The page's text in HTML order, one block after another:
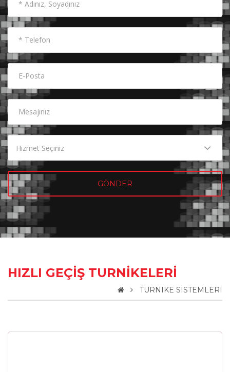
HIZLI GEÇİŞ TURNİKELERİ
TURNIKE SISTEMLERI